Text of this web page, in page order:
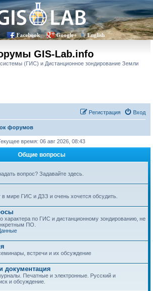
Facebook Google+ English
GIS-Lab.info
(ГИС) и Дистанционное зондирование Земли
Вход
Регистрация
форумов
время: 06 авг 2026, 08:43
Общие вопросы
вопрос? Задавайте здесь.
в мире ГИС и ДЗЗ и очень хочется обсудить.
характера по ГИС и дистанционному зондированию, не
ПО.
встречи и их обсуждение
документация
Печатные и электронные. Русский и
и обсуждение.